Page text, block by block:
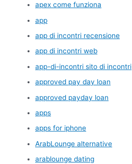
apex come funziona
app
app di incontri recensione
app di incontri web
app-di-incontri sito di incontri
approved pay day loan
approved payday loan
apps
apps for iphone
ArabLounge alternative
arablounge dating